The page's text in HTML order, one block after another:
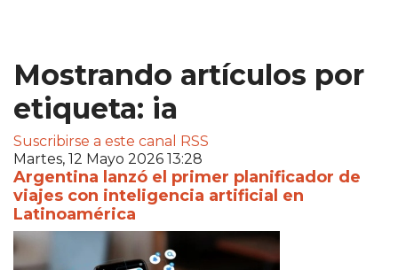
Mostrando artículos por
etiqueta: ia
Suscribirse a este canal RSS
Martes, 12 Mayo 2026 13:28
Argentina lanzó el primer planificador de
viajes con inteligencia artificial en
Latinoamérica